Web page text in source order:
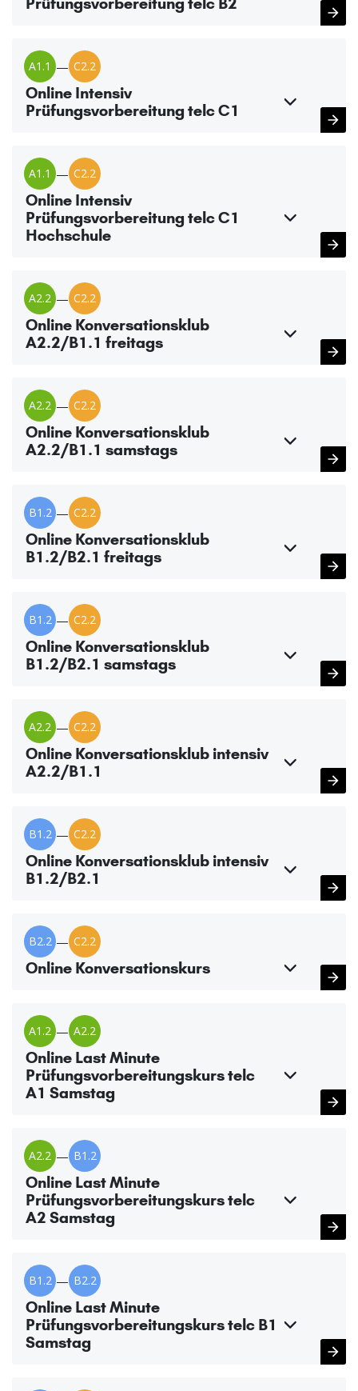
A1.1 — C2.2
Online Intensiv
Prüfungsvorbereitung telc C1
A1.1 — C2.2
Online Intensiv
Prüfungsvorbereitung telc C1
Hochschule
A2.2 — C2.2
Online Konversationsklub
A2.2/B1.1 freitags
A2.2 — C2.2
Online Konversationsklub
A2.2/B1.1 samstags
B1.2 — C2.2
Online Konversationsklub
B1.2/B2.1 freitags
B1.2 — C2.2
Online Konversationsklub
B1.2/B2.1 samstags
A2.2 — C2.2
Online Konversationsklub intensiv
A2.2/B1.1
B1.2 — C2.2
Online Konversationsklub intensiv
B1.2/B2.1
B2.2 — C2.2
Online Konversationskurs
A1.2 — A2.2
Online Last Minute
Prüfungsvorbereitungskurs telc
A1 Samstag
A2.2 — B1.2
Online Last Minute
Prüfungsvorbereitungskurs telc
A2 Samstag
B1.2 — B2.2
Online Last Minute
Prüfungsvorbereitungskurs telc B1
Samstag